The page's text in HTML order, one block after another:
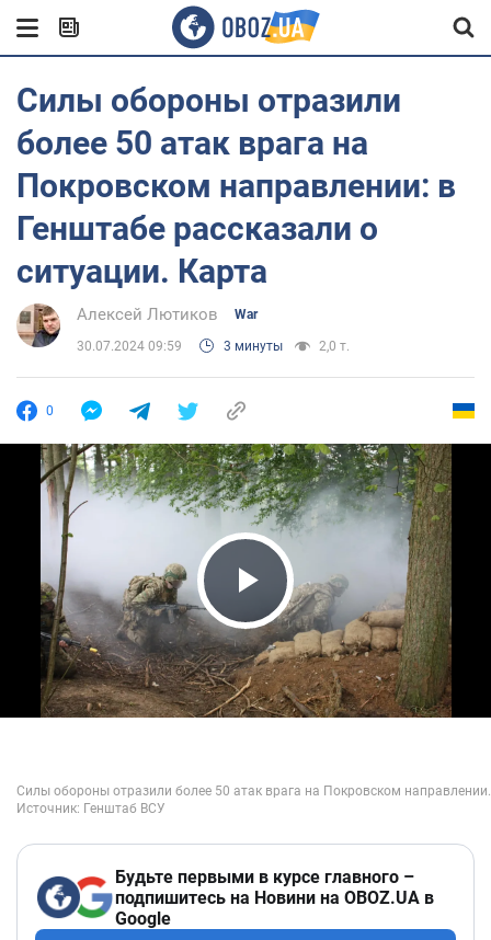
Силы обороны отразили
более 50 атак врага на
Покровском направлении: в
Генштабе рассказали о
ситуации. Карта
Алексей Лютиков War
30.07.2024 09:59 3 минуты 2,0 т.
0
Play Video
Будьте первыми в курсе главного –
подпишитесь на Новини на OBOZ.UA в
Google